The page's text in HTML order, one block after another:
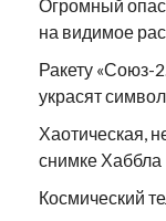
Огромный
на видимое
Ракету «Союз-
украсят
Хаотическая,
снимке Хаббла
Космический